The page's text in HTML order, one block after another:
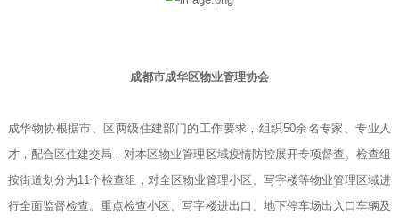
成都市成华区物业管理协会
成华物协根据市、区两级住建部门的工作要求，组织50余名专家、专业人
才，配合区住建交局，对本区物业管理区域疫情防控展开专项督查。检查组
按街道划分为11个检查组，对全区物业管理小区、写字楼等物业管理区域进
行全面监督检查。重点检查小区、写字楼进出口、地下停车场出入口车辆及